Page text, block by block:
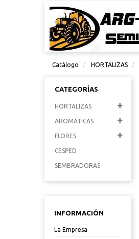
Catálogo HORTALIZAS
CATEGORÍAS
HORTALIZAS
AROMATICAS
FLORES
CESPED
SEMBRADORAS
INFORMACIÓN
La Empresa